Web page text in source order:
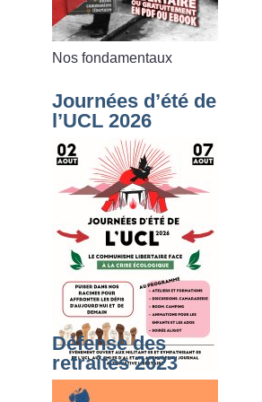
Nos fondamentaux
Journées d’été de
l’UCL 2026
Du dimanche 02 août au
Défense des
retraites 2023